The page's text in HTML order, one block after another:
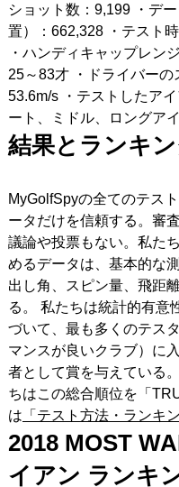
ショット数：9,199 ・デ
置）：662,328 ・テスト
・ハンディキャップレン
25～83才 ・ドライバーの
53.6m/s ・テストしたア
ート、ミドル、ロングア
結果とランキ
MyGolfSpyの全てのテス
ータだけを信頼する。審
議論や投票もない。私た
めるデータは、基本的な
出し角、スピン量、飛距
る。 私たちは統計的有意
づいて、最も多くのテス
マンスが良いクラブ）に
者として賞を与えている
ちはこの総合順位を「
は 「テスト方法・ランキ
2018 MOST
イアン ランキ